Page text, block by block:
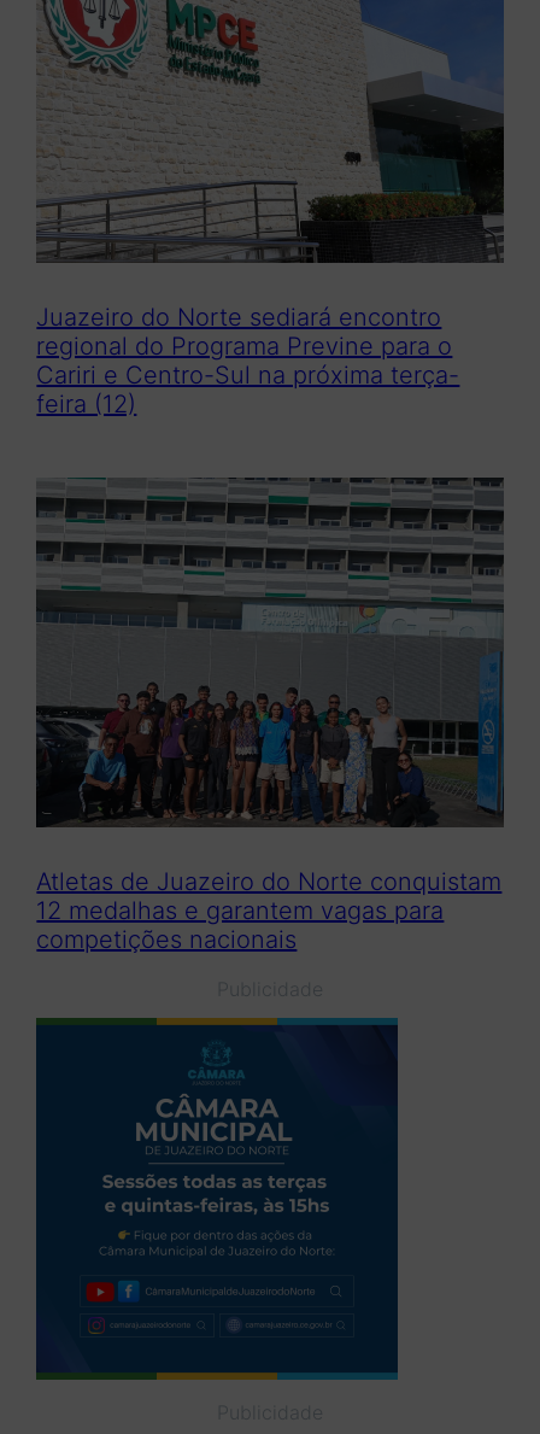
Juazeiro do Norte sediará encontro
regional do Programa Previne para o
Cariri e Centro-Sul na próxima terça-
feira (12)
Atletas de Juazeiro do Norte conquistam
12 medalhas e garantem vagas para
competições nacionais
Publicidade
Publicidade